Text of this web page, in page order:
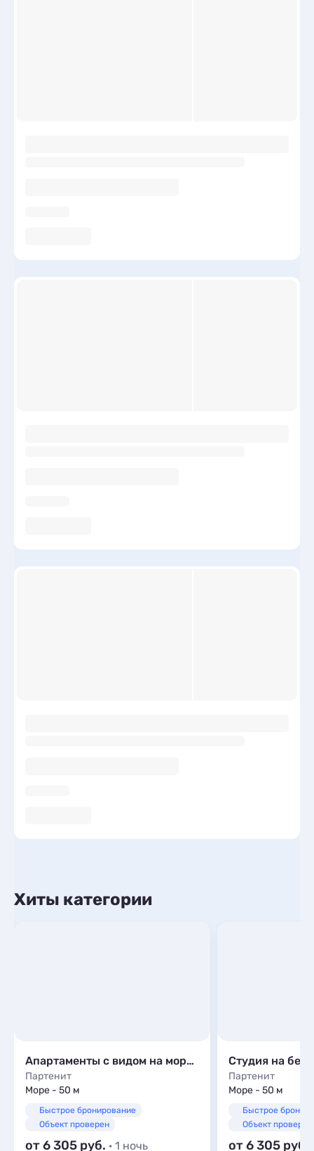
Хиты категории
Апартаменты с видом на море В ЖК «Аю-Даг»
Партенит
Море - 50 м
Быстрое бронирование
Объект проверен
от 6 305 · 1 ночь
Партенит
Море - 50 м
Быстрое
Объект проверен
от 6 305